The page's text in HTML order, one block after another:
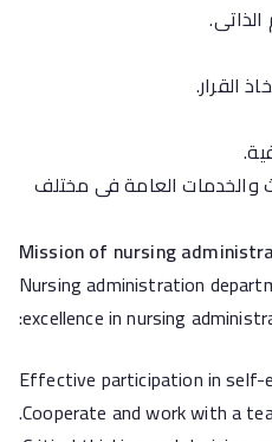
القرار.
والخدمات العامة فى مختلف
Mission of nursing
Nursing administration
excellence in nursing
Effective participation in self-
Cooperate and work with a